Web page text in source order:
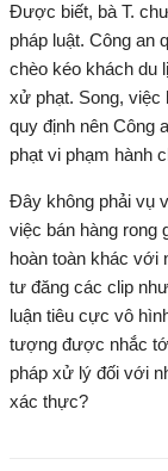
Được biết, bà T.
pháp luật. Công an
chèo kéo khách du
xử phạt. Song, việc
quy định nên Công
phạt vi phạm hành
Đây không phải vụ
việc bán hàng rong
hoàn toàn khác với
tư đăng các clip
luận tiêu cực vô
tượng được nhắc
pháp xử lý đối với
xác thực?